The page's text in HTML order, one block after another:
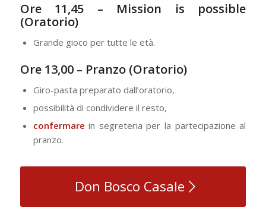
Ore 11,45 – Mission is possible
(Oratorio)
Grande gioco per tutte le età.
Ore 13,00 – Pranzo (Oratorio)
Giro-pasta preparato dall’oratorio,
possibilità di condividere il resto,
confermare in segreteria per la partecipazione al
pranzo.
Don Bosco Casale